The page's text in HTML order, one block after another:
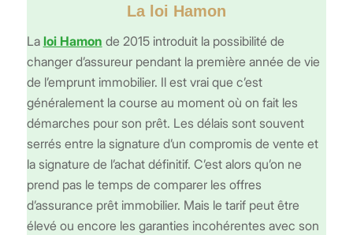
La loi Hamon
La loi Hamon de 2015 introduit la possibilité de
changer d’assureur pendant la première année de vie
de l’emprunt immobilier. Il est vrai que c’est
généralement la course au moment où on fait les
démarches pour son prêt. Les délais sont souvent
serrés entre la signature d’un compromis de vente et
la signature de l’achat définitif. C’est alors qu’on ne
prend pas le temps de comparer les offres
d’assurance prêt immobilier. Mais le tarif peut être
élevé ou encore les garanties incohérentes avec son